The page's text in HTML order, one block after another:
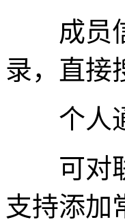
成员信
录，直接
个人
可对联
支持添加